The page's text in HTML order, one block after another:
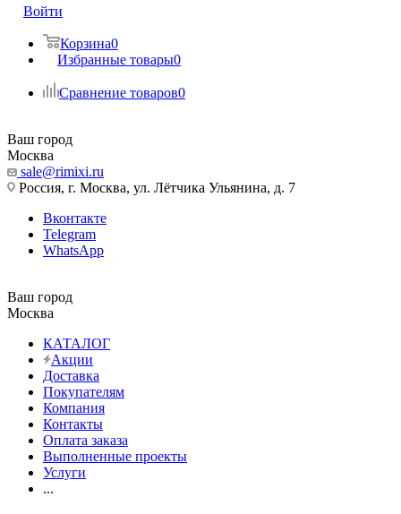
Войти
Корзина0
Избранные товары0
Сравнение товаров0
Ваш город
Москва
sale@rimixi.ru
Россия, г. Москва, ул. Лётчика Ульянина, д. 7
Вконтакте
Telegram
WhatsApp
Ваш город
Москва
КАТАЛОГ
Акции
Доставка
Покупателям
Компания
Контакты
Оплата заказа
Выполненные проекты
Услуги
...